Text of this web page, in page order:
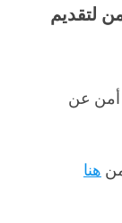
لتقديم
أمن عن
هنا